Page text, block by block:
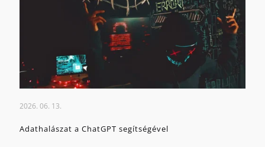
2026. 06. 13.
Adathalászat a ChatGPT segítségével